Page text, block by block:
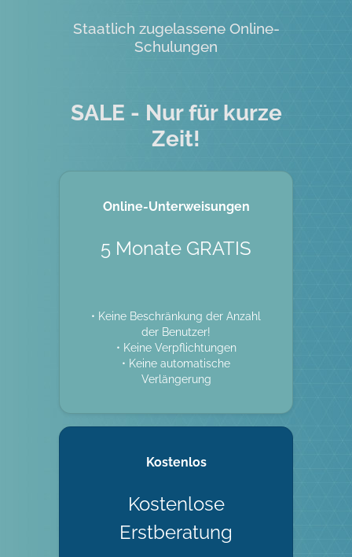
Staatlich zugelassene Online-
Schulungen
SALE - Nur für kurze
Zeit!
Online-Unterweisungen
5 Monate GRATIS
• Keine Beschränkung der Anzahl
der Benutzer!
• Keine Verpflichtungen
• Keine automatische
Verlängerung
Kostenlos
Kostenlose
Erstberatung